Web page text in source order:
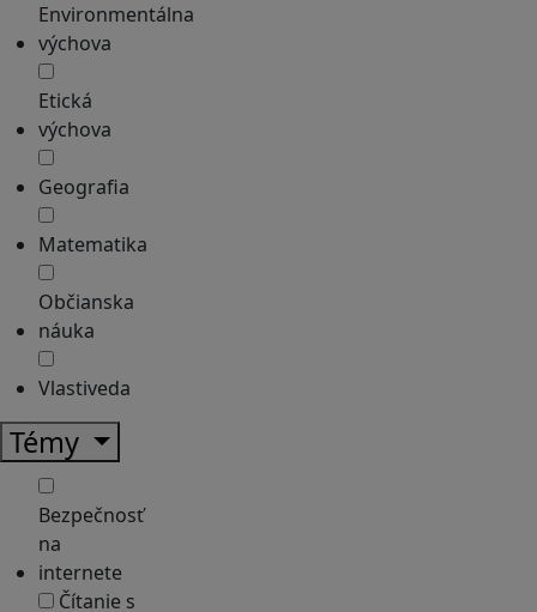
Environmentálna
výchova
Etická
výchova
Geografia
Matematika
Občianska
náuka
Vlastiveda
Témy
Bezpečnosť
na
internete
Čítanie s